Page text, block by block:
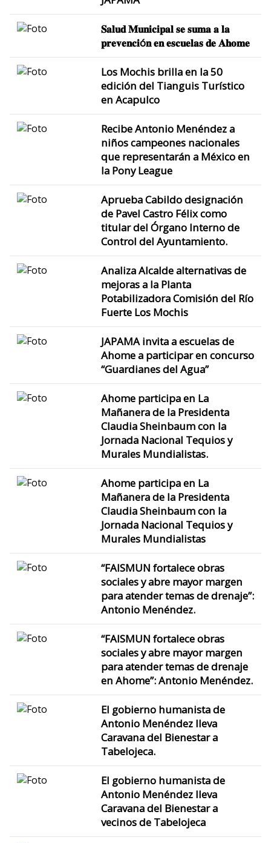
𝐒𝐚𝐥𝐮𝐝 𝐌𝐮𝐧𝐢𝐜𝐢𝐩𝐚𝐥 𝐬𝐞 𝐬𝐮𝐦𝐚 𝐚 𝐥𝐚
𝐩𝐫𝐞𝐯𝐞𝐧𝐜𝐢ó𝐧 𝐞𝐧 𝐞𝐬𝐜𝐮𝐞𝐥𝐚𝐬 𝐝𝐞 𝐀𝐡𝐨𝐦𝐞
Los Mochis brilla en la 50
edición del Tianguis Turístico
en Acapulco
Recibe Antonio Menéndez a
niños campeones nacionales
que representarán a México en
la Pony League
Aprueba Cabildo designación
de Pavel Castro Félix como
titular del Órgano Interno de
Control del Ayuntamiento.
Analiza Alcalde alternativas de
mejoras a la Planta
Potabilizadora Comisión del Río
Fuerte Los Mochis
JAPAMA invita a escuelas de
Ahome a participar en concurso
“Guardianes del Agua”
Ahome participa en La
Mañanera de la Presidenta
Claudia Sheinbaum con la
Jornada Nacional Tequios y
Murales Mundialistas.
Ahome participa en La
Mañanera de la Presidenta
Claudia Sheinbaum con la
Jornada Nacional Tequios y
Murales Mundialistas
“FAISMUN fortalece obras
sociales y abre mayor margen
para atender temas de drenaje”:
Antonio Menéndez.
“FAISMUN fortalece obras
sociales y abre mayor margen
para atender temas de drenaje
en Ahome”: Antonio Menéndez.
El gobierno humanista de
Antonio Menéndez lleva
Caravana del Bienestar a
Tabelojeca.
El gobierno humanista de
Antonio Menéndez lleva
Caravana del Bienestar a
vecinos de Tabelojeca